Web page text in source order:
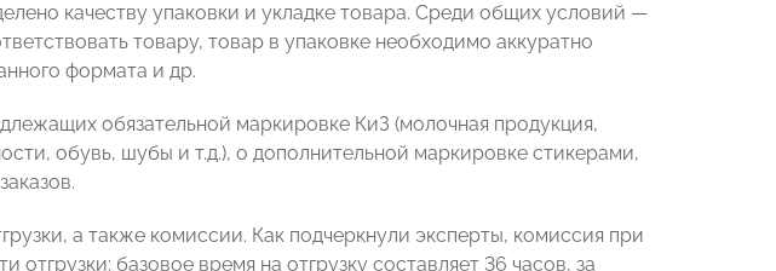
качеству упаковки и укладке товара. Среди общих условий —
товару, товар в упаковке необходимо аккуратно
формата и др.
обязательной маркировке КиЗ (молочная продукция,
обувь, шубы и т.д.), о дополнительной маркировке стикерами,
а также комиссии. Как подчеркнули эксперты, комиссия при
отгрузки: базовое время на отгрузку составляет 36 часов, за